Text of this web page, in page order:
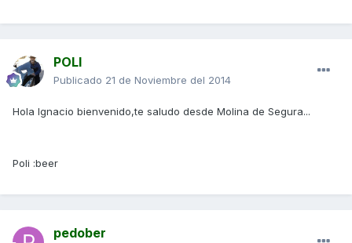
POLI
Publicado 21 de Noviembre del 2014
Hola Ignacio bienvenido,te saludo desde Molina de Segura...
Poli :beer
pedober